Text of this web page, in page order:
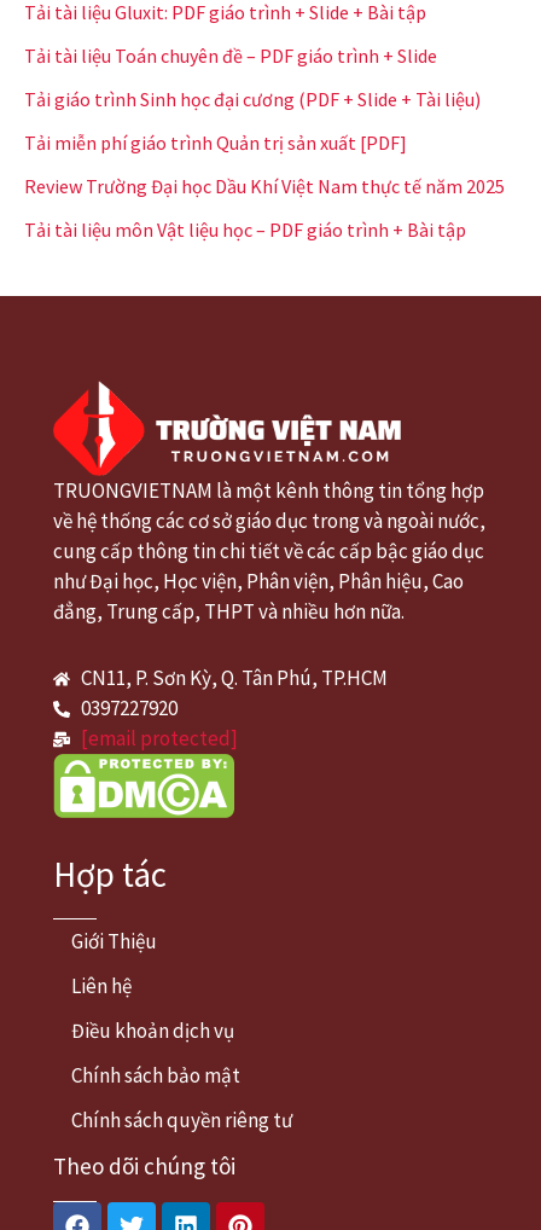
Tải tài liệu Gluxit: PDF giáo trình + Slide + Bài tập
Tải tài liệu Toán chuyên đề – PDF giáo trình + Slide
Tải giáo trình Sinh học đại cương (PDF + Slide + Tài liệu)
Tải miễn phí giáo trình Quản trị sản xuất [PDF]
Review Trường Đại học Dầu Khí Việt Nam thực tế năm 2025
Tải tài liệu môn Vật liệu học – PDF giáo trình + Bài tập
TRUONGVIETNAM là một kênh thông tin tổng hợp
về hệ thống các cơ sở giáo dục trong và ngoài nước,
cung cấp thông tin chi tiết về các cấp bậc giáo dục
như Đại học, Học viện, Phân viện, Phân hiệu, Cao
đẳng, Trung cấp, THPT và nhiều hơn nữa.
CN11, P. Sơn Kỳ, Q. Tân Phú, TP.HCM
0397227920
[email protected]
Hợp tác
Giới Thiệu
Liên hệ
Điều khoản dịch vụ
Chính sách bảo mật
Chính sách quyền riêng tư
Theo dõi chúng tôi
Facebook
TwitterLinkedinPinterest